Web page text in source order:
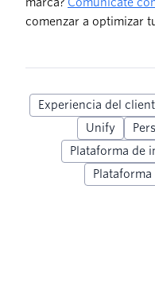
marca? Comunícate
comenzar a optimizar
Experiencia del
Unify
Plataforma de